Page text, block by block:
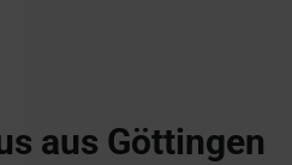
aus Göttingen